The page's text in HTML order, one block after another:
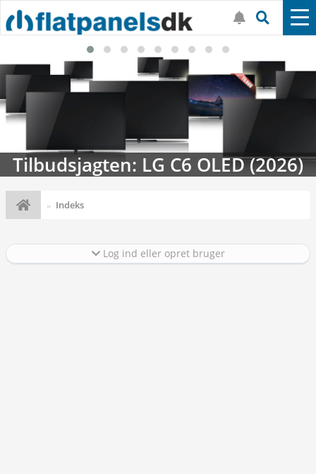
Tilbudsjagten: LG C6 OLED (2026)
Indeks
Log ind eller opret bruger